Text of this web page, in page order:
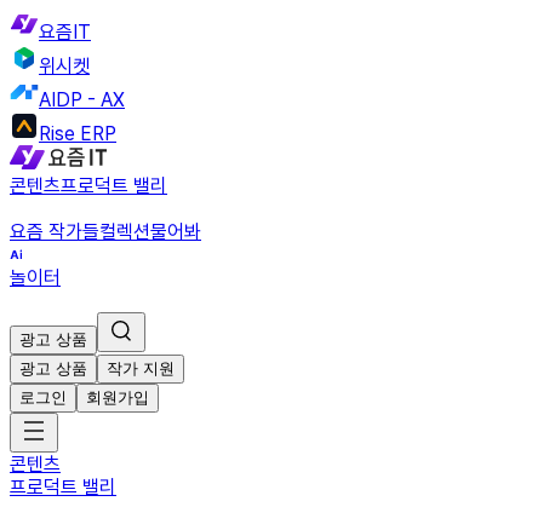
요즘IT
위시켓
AIDP - AX
Rise ERP
콘텐츠프로덕트 밸리
요즘 작가들컬렉션물어봐
놀이터
광고 상품
광고 상품
작가 지원
로그인
회원가입
콘텐츠
프로덕트 밸리